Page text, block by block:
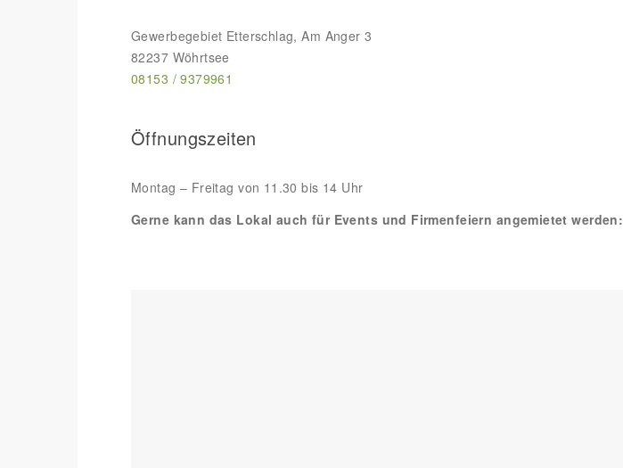
Gewerbegebiet Etterschlag, Am Anger 3
82237 Wöhrtsee
08153 / 9379961
Öffnungszeiten
Montag – Freitag von 11.30 bis 14 Uhr
Gerne kann das Lokal auch für Events und Firmenfeiern angemietet werden: